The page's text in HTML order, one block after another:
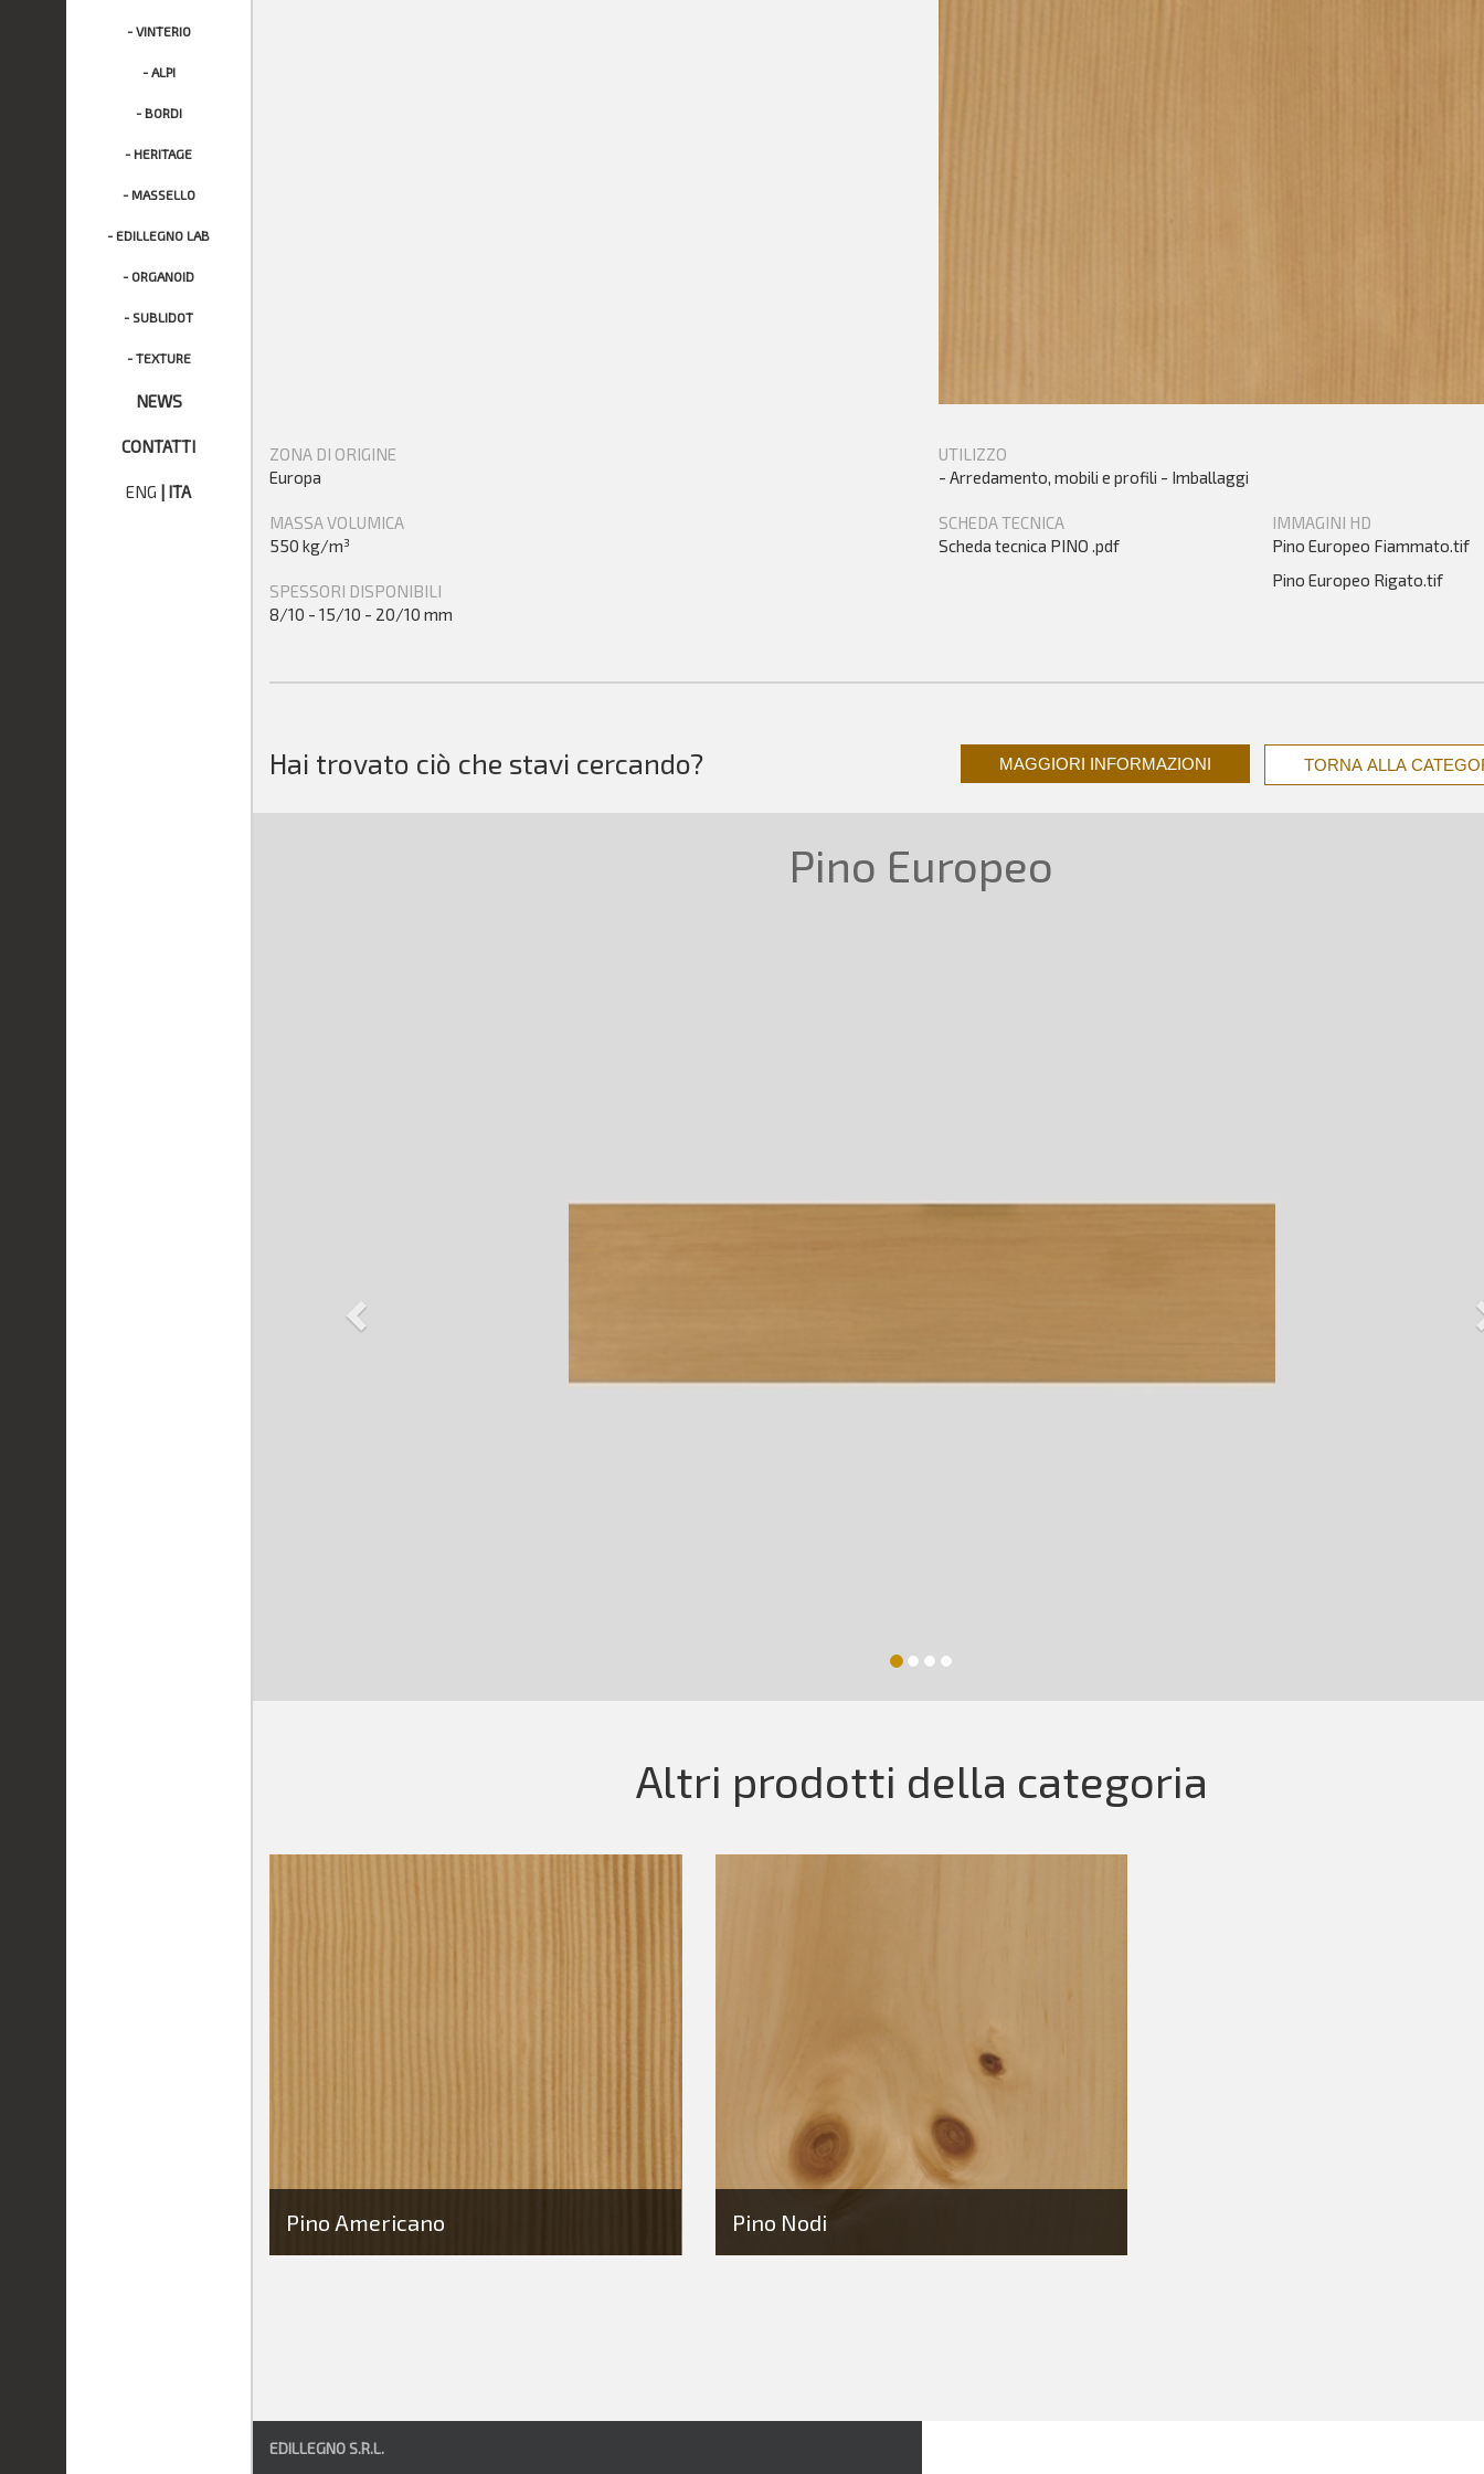
- VINTERIO
- ALPI
- BORDI
- HERITAGE
- MASSELLO
- EDILLEGNO LAB
- ORGANOID
- SUBLIDOT
- TEXTURE
NEWS
CONTATTI
ENG | ITA
ZONA DI ORIGINE
Europa
MASSA VOLUMICA
550 kg/m³
SPESSORI DISPONIBILI
8/10 - 15/10 - 20/10 mm
UTILIZZO
- Arredamento, mobili e profili - Imballaggi
SCHEDA TECNICA
Scheda tecnica PINO .pdf
IMMAGINI HD
Pino Europeo Fiammato.tif
Pino Europeo Rigato.tif
Hai trovato ciò che stavi cercando? MAGGIORI INFORMAZIONI TORNA ALLA
Pino Europeo
Altri prodotti della categoria
Pino Americano Pino Nodi
EDILLEGNO S.R.L.